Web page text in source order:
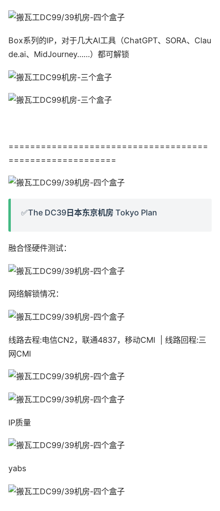
Box系列的IP，对于几大AI工具（ChatGPT、SORA、Clau
de.ai、MidJourney……）都可解锁
=====================================
====================
✅The DC39日本东京机房 Tokyo Plan
融合怪硬件测试：
网络解锁情况：
线路去程:电信CN2，联通4837，移动CMI | 线路回程:三
网CMI
IP质量
yabs